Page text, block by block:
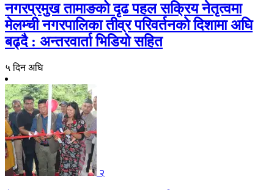
नगरप्रमुख तामाङको दृढ पहल सक्रिय नेतृत्वमा
मेलम्ची नगरपालिका तीव्र परिवर्तनको दिशामा अघि
बढ्दै : अन्तरवार्ता भिडियो सहित
५ दिन अघि
२